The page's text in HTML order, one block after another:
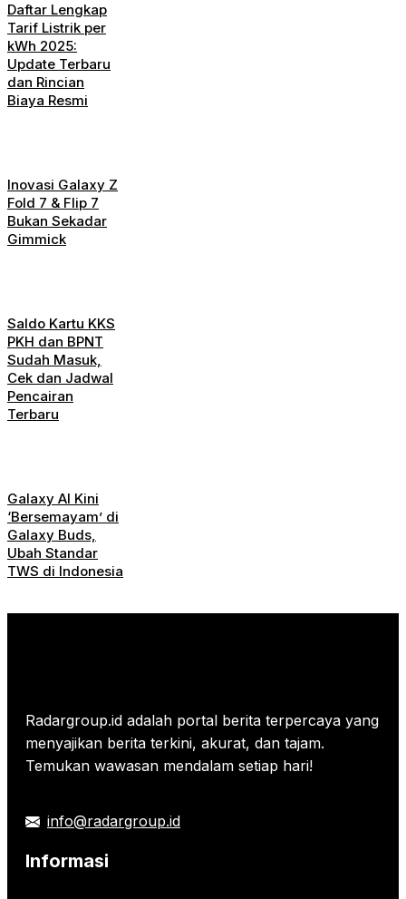
Daftar Lengkap
Tarif Listrik per
kWh 2025:
Update Terbaru
dan Rincian
Biaya Resmi
Inovasi Galaxy Z
Fold 7 & Flip 7
Bukan Sekadar
Gimmick
Saldo Kartu KKS
PKH dan BPNT
Sudah Masuk,
Cek dan Jadwal
Pencairan
Terbaru
Galaxy AI Kini
‘Bersemayam’ di
Galaxy Buds,
Ubah Standar
TWS di Indonesia
Radargroup.id adalah portal berita terpercaya yang
menyajikan berita terkini, akurat, dan tajam.
Temukan wawasan mendalam setiap hari!
info@radargroup.id
Informasi